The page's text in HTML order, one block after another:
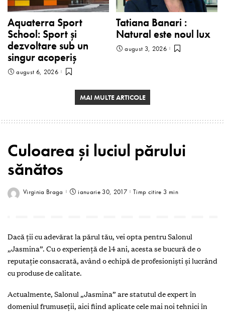
Aquaterra Sport
School: Sport și
dezvoltare sub un
singur acoperiș
august 6, 2026
Tatiana Banari :
Natural este noul lux
august 3, 2026
MAI MULTE ARTICOLE
Culoarea și luciul părului
sănătos
Virginia Braga ianuarie 30, 2017 Timp citire 3 min
Dacă ţii cu adevărat la părul tău, vei opta pentru Salonul
„Jasmina”. Cu o experienţă de 14 ani, acesta se bucură de o
reputaţie consacrată, având o echipă de profesioniști și lucrând
cu produse de calitate.
Actualmente, Salonul „Jasmina” are statutul de expert în
domeniul frumuseţii, aici fiind aplicate cele mai noi tehnici în